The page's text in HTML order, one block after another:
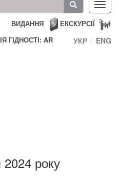
ЕКСКУРСІЇ
ВИДАННЯ
ГІДНОСТІ: AR
УКР ENG
року